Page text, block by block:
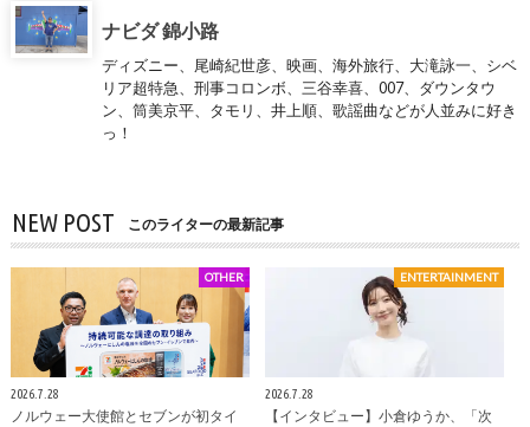
ナビダ 錦小路
ディズニー、尾崎紀世彦、映画、海外旅行、大滝詠一、シベ
リア超特急、刑事コロンボ、三谷幸喜、007、ダウンタウ
ン、筒美京平、タモリ、井上順、歌謡曲などが人並みに好き
っ！
NEW POST このライターの最新記事
OTHER
2026.7.28
ノルウェー大使館とセブンが初タイ
ENTERTAINMENT
2026.7.28
【インタビュー】小倉ゆうか、「次